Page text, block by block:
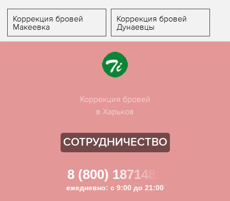
Коррекция бровей
Макеевка
Коррекция бровей
Дунаевцы
Коррекция бровей
в Харьков
СОТРУДНИЧЕСТВО
8 (800) 1871481
ежедневно: с 9:00 до 21:00